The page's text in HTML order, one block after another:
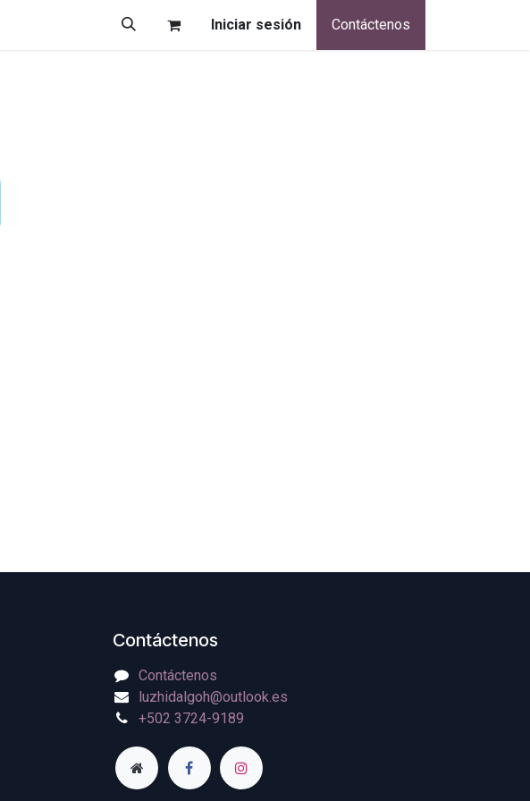
Iniciar sesión Contáctenos
Contáctenos
Contáctenos
luzhidalgoh@outlook.es
+502 3724-9189